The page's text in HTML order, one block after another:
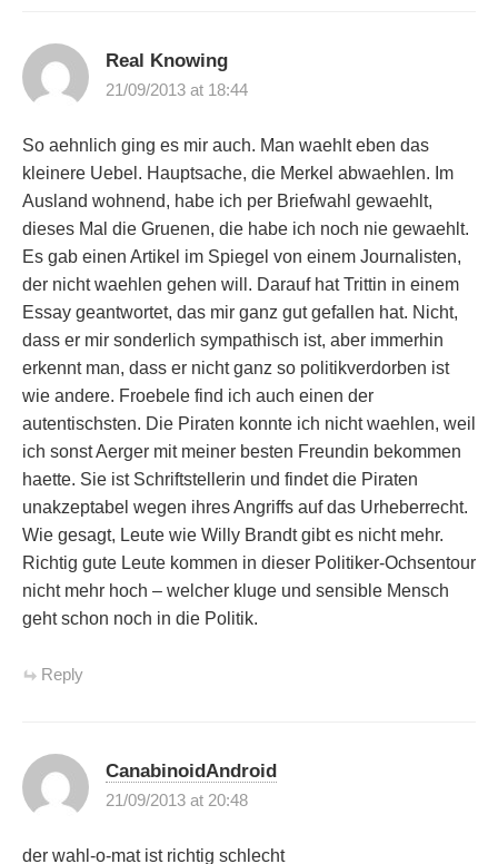
Real Knowing
21/09/2013 at 18:44
So aehnlich ging es mir auch. Man waehlt eben das
kleinere Uebel. Hauptsache, die Merkel abwaehlen. Im
Ausland wohnend, habe ich per Briefwahl gewaehlt,
dieses Mal die Gruenen, die habe ich noch nie gewaehlt.
Es gab einen Artikel im Spiegel von einem Journalisten,
der nicht waehlen gehen will. Darauf hat Trittin in einem
Essay geantwortet, das mir ganz gut gefallen hat. Nicht,
dass er mir sonderlich sympathisch ist, aber immerhin
erkennt man, dass er nicht ganz so politikverdorben ist
wie andere. Froebele find ich auch einen der
autentischsten. Die Piraten konnte ich nicht waehlen, weil
ich sonst Aerger mit meiner besten Freundin bekommen
haette. Sie ist Schriftstellerin und findet die Piraten
unakzeptabel wegen ihres Angriffs auf das Urheberrecht.
Wie gesagt, Leute wie Willy Brandt gibt es nicht mehr.
Richtig gute Leute kommen in dieser Politiker-Ochsentour
nicht mehr hoch – welcher kluge und sensible Mensch
geht schon noch in die Politik.
Reply
CanabinoidAndroid
21/09/2013 at 20:48
der wahl-o-mat ist richtig schlecht